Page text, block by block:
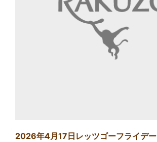
2026年4月17日レッツゴーフライデー